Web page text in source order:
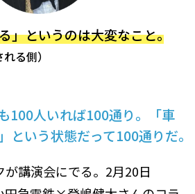
」というのは大変なこと｡
る側）
100人いれば100通り。「車
という状態だって100通りだ｡
講演会にでる。2月20日